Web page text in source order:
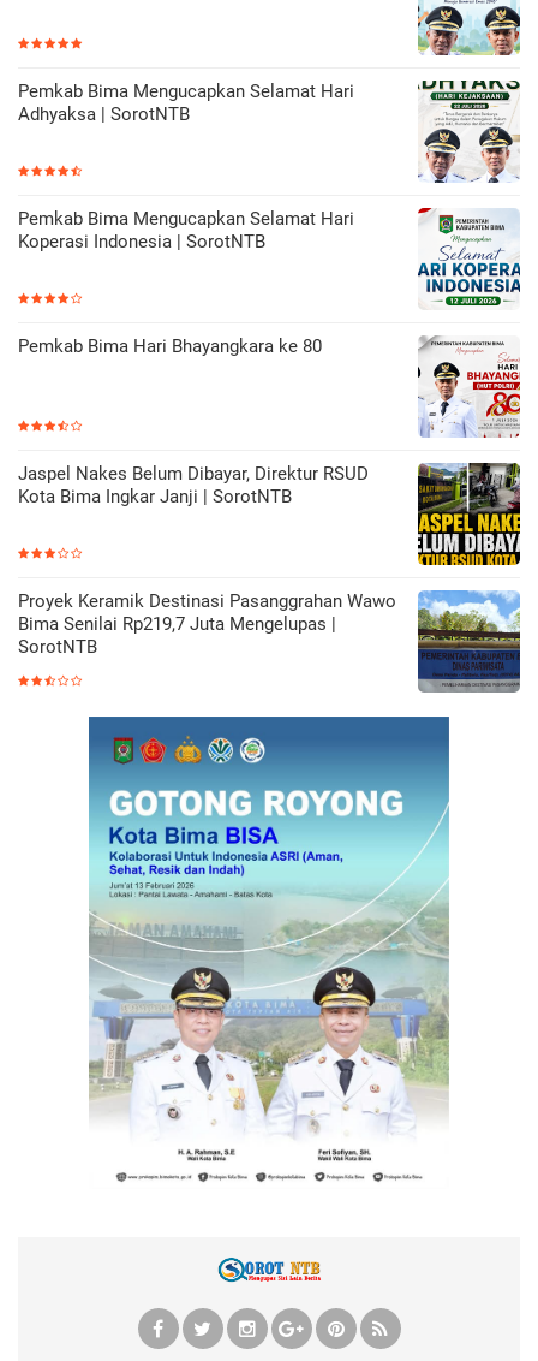
Pemkab Bima Mengucapkan Selamat Hari
Adhyaksa | SorotNTB
Pemkab Bima Mengucapkan Selamat Hari
Koperasi Indonesia | SorotNTB
Pemkab Bima Hari Bhayangkara ke 80
Jaspel Nakes Belum Dibayar, Direktur RSUD
Kota Bima Ingkar Janji | SorotNTB
Proyek Keramik Destinasi Pasanggrahan Wawo
Bima Senilai Rp219,7 Juta Mengelupas |
SorotNTB